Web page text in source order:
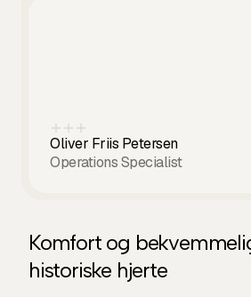
Oliver Friis Petersen
Operations Specialist
Komfort og
historiske hjerte